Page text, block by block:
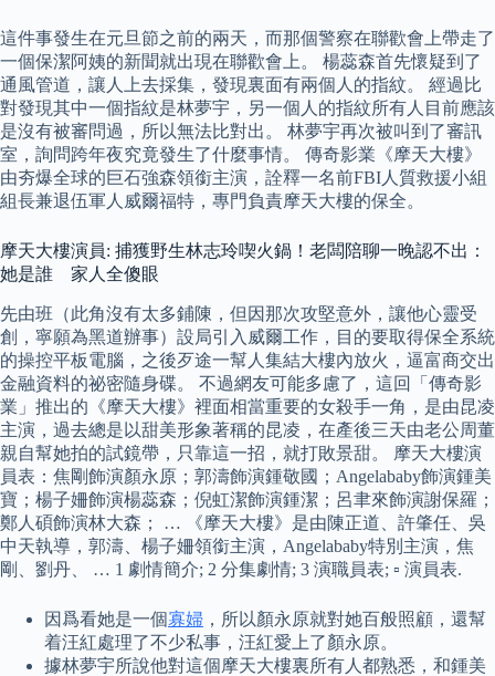
這件事發生在元旦節之前的兩天，而那個警察在聯歡會上帶走了
一個保潔阿姨的新聞就出現在聯歡會上。 楊蕊森首先懷疑到了
通風管道，讓人上去採集，發現裏面有兩個人的指紋。 經過比
對發現其中一個指紋是林夢宇，另一個人的指紋所有人目前應該
是沒有被審問過，所以無法比對出。 林夢宇再次被叫到了審訊
室，詢問跨年夜究竟發生了什麼事情。 傳奇影業《摩天大樓》
由夯爆全球的巨石強森領銜主演，詮釋一名前FBI人質救援小組
組長兼退伍軍人威爾福特，專門負責摩天大樓的保全。
摩天大樓演員: 捕獲野生林志玲喫火鍋！老闆陪聊一晚認不出：
她是誰 家人全傻眼
先由班（此角沒有太多鋪陳，但因那次攻堅意外，讓他心靈受
創，寧願為黑道辦事）設局引入威爾工作，目的要取得保全系統
的操控平板電腦，之後歹途一幫人集結大樓內放火，逼富商交出
金融資料的祕密隨身碟。 不過網友可能多慮了，這回「傳奇影
業」推出的《摩天大樓》裡面相當重要的女殺手一角，是由昆凌
主演，過去總是以甜美形象著稱的昆凌，在產後三天由老公周董
親自幫她拍的試鏡帶，只靠這一招，就打敗景甜。 摩天大樓演
員表：焦剛飾演顏永原；郭濤飾演鍾敬國；Angelababy飾演鍾美
寶；楊子姍飾演楊蕊森；倪虹潔飾演鍾潔；呂聿來飾演謝保羅；
鄭人碩飾演林大森； … 《摩天大樓》是由陳正道、許肇任、吳
中天執導，郭濤、楊子姍領銜主演，Angelababy特別主演，焦
剛、劉丹、 … 1 劇情簡介; 2 分集劇情; 3 演職員表; ▫ 演員表.
因爲看她是一個寡婦 ，所以顏永原就對她百般照顧，還幫
着汪紅處理了不少私事，汪紅愛上了顏永原。
據林夢宇所說他對這個摩天大樓裏所有人都熟悉，和鍾美